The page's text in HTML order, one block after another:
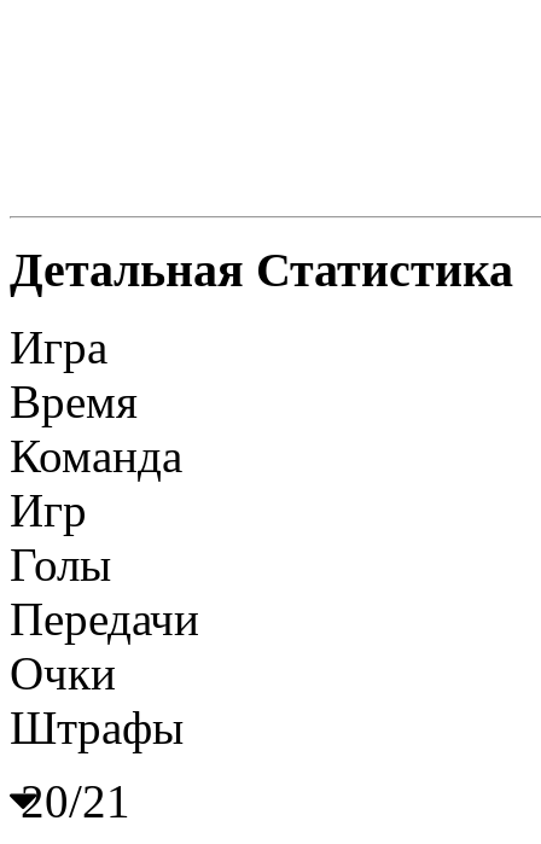
Детальная Статистика
Игра
Время
Команда
Игр
Голы
Передачи
Очки
Штрафы
20/21